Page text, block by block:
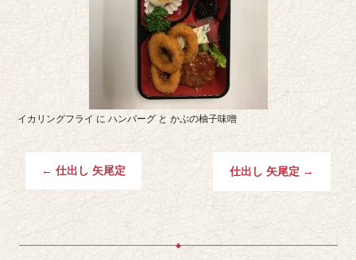
イカリングフライ に ハンバーグ と かぶの柚子味噌
← 仕出し 矢尾定 仕出し 矢尾定 →